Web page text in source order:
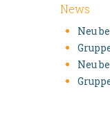
News
Neu
Neu